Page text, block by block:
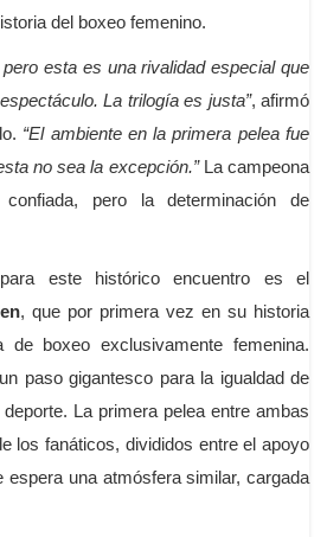
del boxeo femenino.
esta es una rivalidad especial que
La trilogía es justa”, afirmó
“El ambiente en la primera pelea fue
no sea la excepción.”La campeona
pero la determinación de
este histórico encuentro es el
, que por primera vez en su historia
de boxeo exclusivamente femenina.
paso gigantesco para la igualdad de
La primera pelea entre ambas
los fanáticos, divididos entre el apoyo
espera una atmósfera similar, cargada